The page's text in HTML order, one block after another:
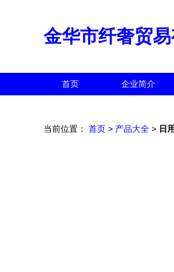
金华市纤奢贸易
首页 企业简介
当前位置： 首页 > 产品大全 > 日